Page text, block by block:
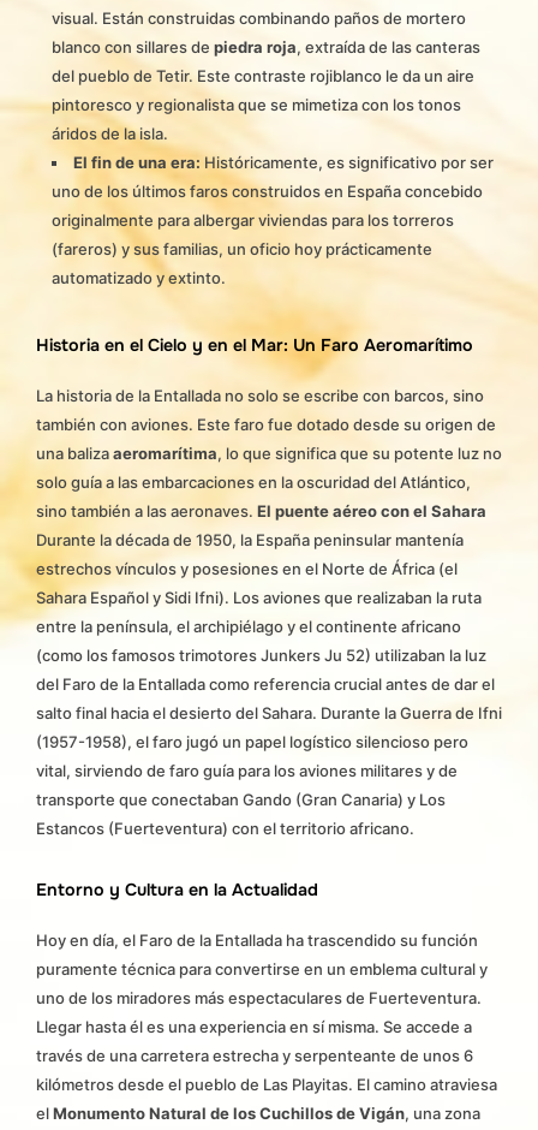
visual. Están construidas combinando paños de mortero
blanco con sillares de piedra roja, extraída de las canteras
del pueblo de Tetir. Este contraste rojiblanco le da un aire
pintoresco y regionalista que se mimetiza con los tonos
áridos de la isla.
El fin de una era: Históricamente, es significativo por ser
uno de los últimos faros construidos en España concebido
originalmente para albergar viviendas para los torreros
(fareros) y sus familias, un oficio hoy prácticamente
automatizado y extinto.
Historia en el Cielo y en el Mar: Un Faro Aeromarítimo
La historia de la Entallada no solo se escribe con barcos, sino
también con aviones. Este faro fue dotado desde su origen de
una balizaaeromarítima, lo que significa que su potente luz no
solo guía a las embarcaciones en la oscuridad del Atlántico,
sino también a las aeronaves. El puente aéreo con el Sahara
Durante la década de 1950, la España peninsular mantenía
estrechos vínculos y posesiones en el Norte de África (el
Sahara Español y Sidi Ifni). Los aviones que realizaban la ruta
entre la península, el archipiélago y el continente africano
(como los famosos trimotores Junkers Ju 52) utilizaban la luz
del Faro de la Entallada como referencia crucial antes de dar el
salto final hacia el desierto del Sahara. Durante la Guerra de Ifni
(1957-1958), el faro jugó un papel logístico silencioso pero
vital, sirviendo de faro guía para los aviones militares y de
transporte que conectaban Gando (Gran Canaria) y Los
Estancos (Fuerteventura) con el territorio africano.
Entorno y Cultura en la Actualidad
Hoy en día, el Faro de la Entallada ha trascendido su función
puramente técnica para convertirse en un emblema cultural y
uno de los miradores más espectaculares de Fuerteventura.
Llegar hasta él es una experiencia en sí misma. Se accede a
través de una carretera estrecha y serpenteante de unos 6
kilómetros desde el pueblo de Las Playitas. El camino atraviesa
elMonumento Natural de los Cuchillos de Vigán, una zona